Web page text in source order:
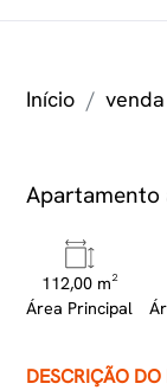
Início venda
Apartamento
112,00 m²
Área Principal
DESCRIÇÃO